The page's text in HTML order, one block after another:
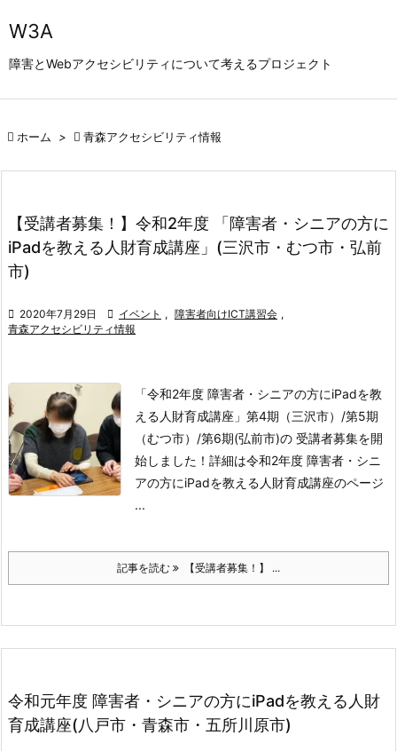
W3A
障害とWebアクセシビリティについて考えるプロジェクト


検索
 ホーム >  青森アクセシビリティ情報
【受講者募集！】令和2年度 「障害者・シニアの方に
iPadを教える人財育成講座」(三沢市・むつ市・弘前
市)
 2020年7月29日  イベント , 障害者向けICT講習会 ,
青森アクセシビリティ情報
「令和2年度 障害者・シニアの方にiPadを教
える人財育成講座」第4期（三沢市）/第5期
（むつ市）/第6期(弘前市)の 受講者募集を開
始しました！ 詳細は令和2年度 障害者・シニ
アの方にiPadを教える人財育成講座のページ
...
記事を読む 【受講者募集！】 ...
令和元年度 障害者・シニアの方にiPadを教える人財
育成講座(八戸市・青森市・五所川原市)